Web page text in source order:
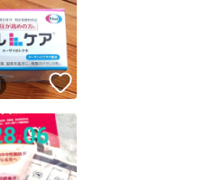
いいね！